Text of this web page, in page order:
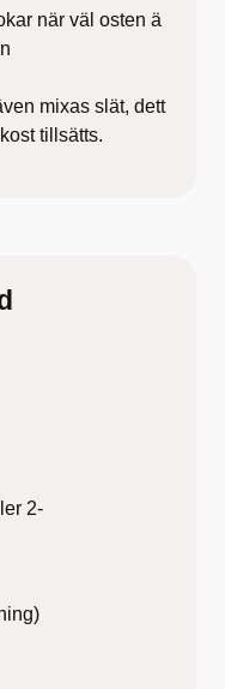
när väl osten ä
mixas slät, dett
tillsätts.
2-